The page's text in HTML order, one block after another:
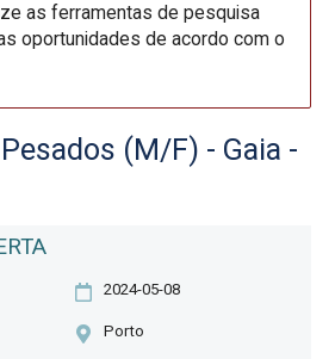
as ferramentas de pesquisa
oportunidades de acordo com o
(M/F) - Gaia -
2024-05-08
Porto